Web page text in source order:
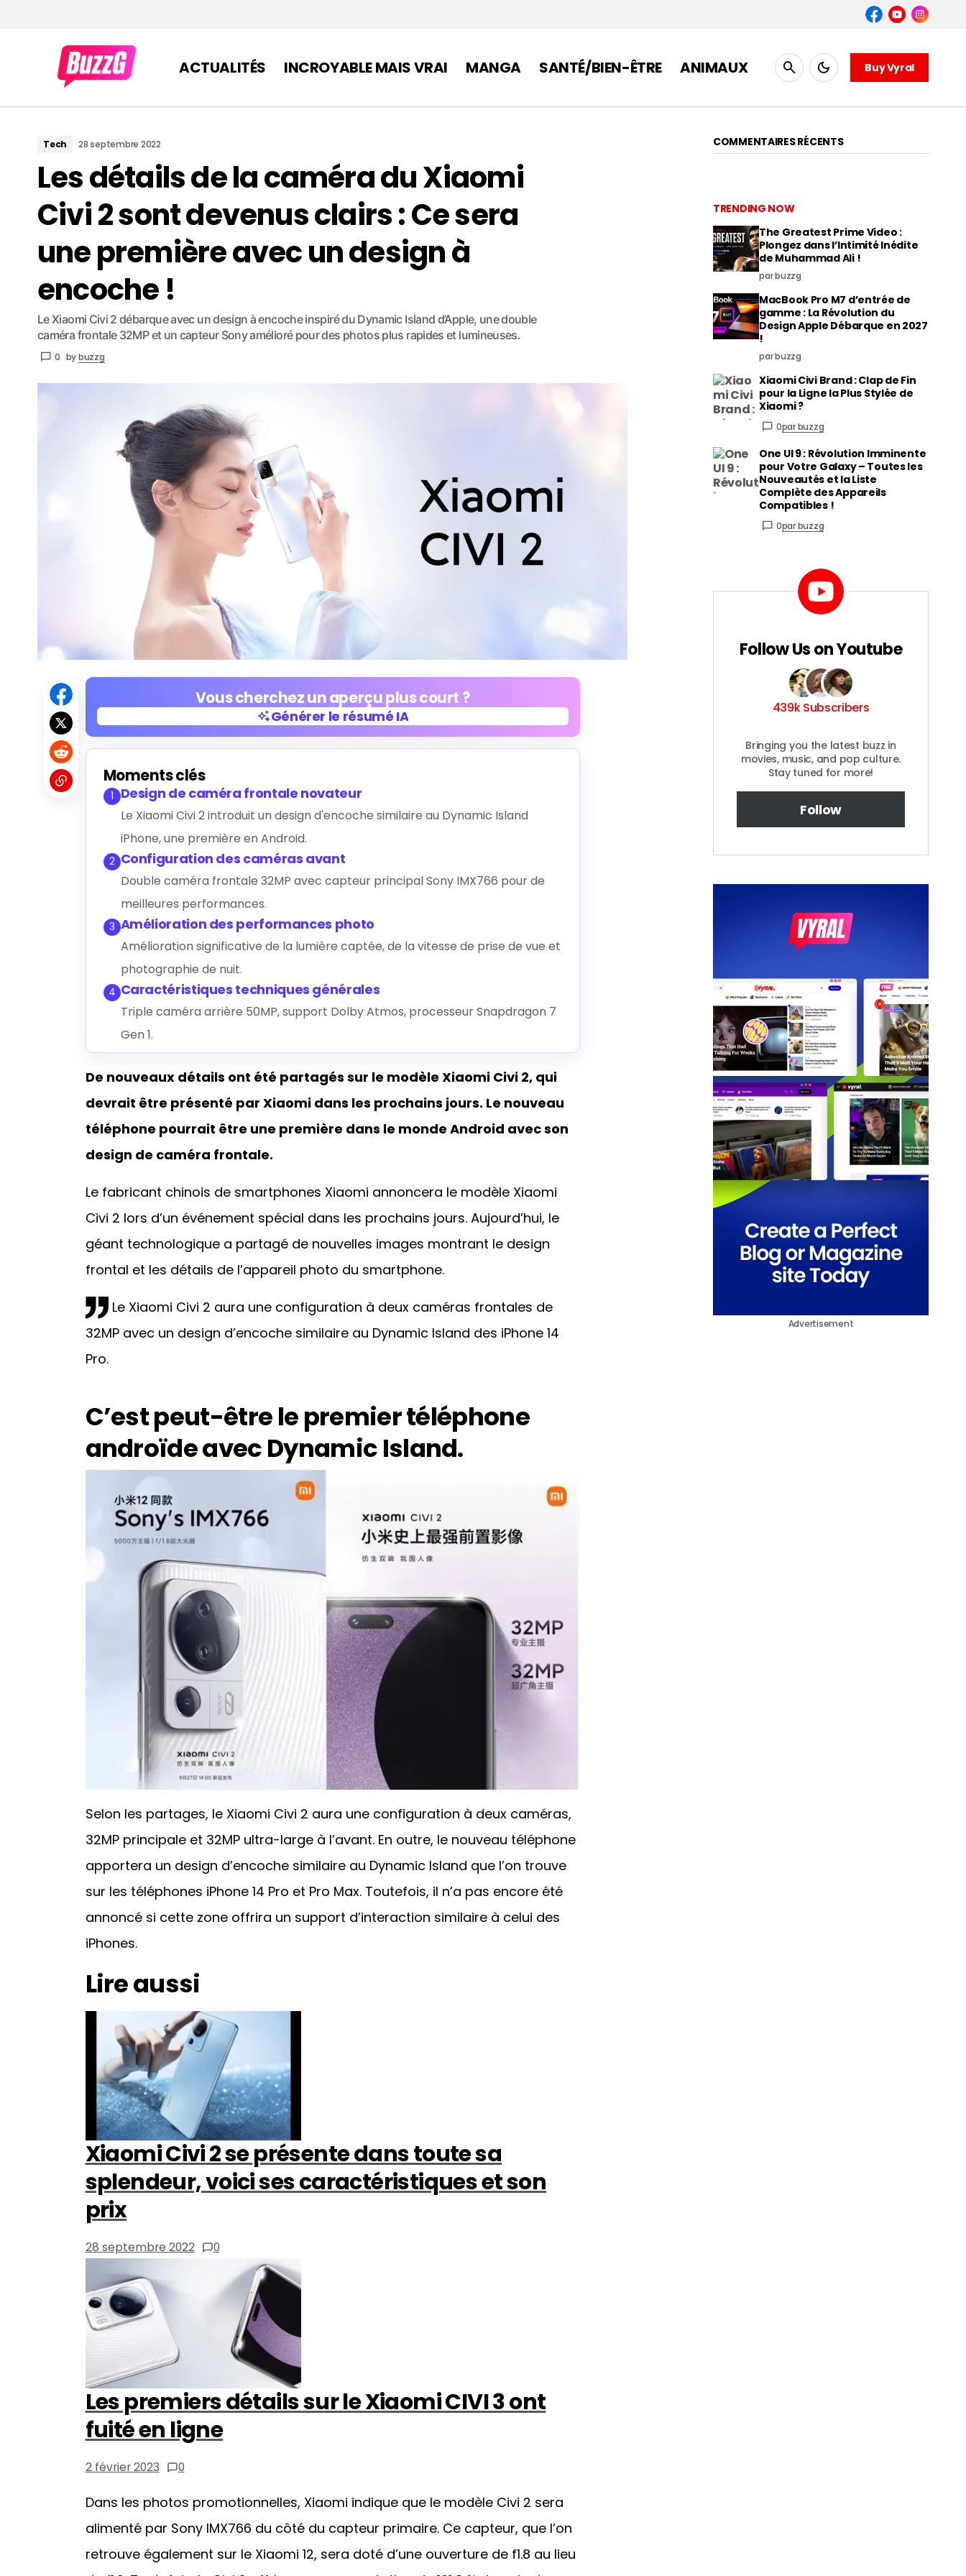
ACTUALITÉS INCROYABLE MAIS VRAI MANGA SANTÉ/BIEN-ÊTRE ANIMAUX Buy Vyral
Tech 28 septembre 2022
Les détails de la caméra du Xiaomi
Civi 2 sont devenus clairs : Ce sera
une première avec un design à
encoche !
Le Xiaomi Civi 2 débarque avec un design à encoche inspiré du Dynamic Island d’Apple, une double
caméra frontale 32MP et un capteur Sony amélioré pour des photos plus rapides et lumineuses.
0 bybuzzg
Vous cherchez un aperçu plus court ?
Générer le résumé IA
Moments clés
1 Design de caméra frontale novateur
Le Xiaomi Civi 2 introduit un design d'encoche similaire au Dynamic Island
iPhone, une première en Android.
2 Configuration des caméras avant
Double caméra frontale 32MP avec capteur principal Sony IMX766 pour de
meilleures performances.
3 Amélioration des performances photo
Amélioration significative de la lumière captée, de la vitesse de prise de vue et
photographie de nuit.
4 Caractéristiques techniques générales
Triple caméra arrière 50MP, support Dolby Atmos, processeur Snapdragon 7
Gen 1.
De nouveaux détails ont été partagés sur le modèle Xiaomi Civi 2, qui
devrait être présenté par Xiaomi dans les prochains jours. Le nouveau
téléphone pourrait être une première dans le monde Android avec son
design de caméra frontale.
Le fabricant chinois de smartphones Xiaomi annoncera le modèle Xiaomi
Civi 2 lors d’un événement spécial dans les prochains jours. Aujourd’hui, le
géant technologique a partagé de nouvelles images montrant le design
frontal et les détails de l’appareil photo du smartphone.
Le Xiaomi Civi 2 aura une configuration à deux caméras frontales de
32MP avec un design d’encoche similaire au Dynamic Island des iPhone 14
Pro.
C’est peut-être le premier téléphone
androïde avec Dynamic Island.
Selon les partages, le Xiaomi Civi 2 aura une configuration à deux caméras,
32MP principale et 32MP ultra-large à l’avant. En outre, le nouveau téléphone
apportera un design d’encoche similaire au Dynamic Island que l’on trouve
sur les téléphones iPhone 14 Pro et Pro Max. Toutefois, il n’a pas encore été
annoncé si cette zone offrira un support d’interaction similaire à celui des
iPhones.
Lire aussi
Xiaomi Civi 2 se présente dans toute sa
splendeur, voici ses caractéristiques et son
prix
28 septembre 2022 0
Les premiers détails sur le Xiaomi CIVI 3 ont
fuité en ligne
2 février 2023 0
Dans les photos promotionnelles, Xiaomi indique que le modèle Civi 2 sera
alimenté par Sony IMX766 du côté du capteur primaire. Ce capteur, que l’on
retrouve également sur le Xiaomi 12, sera doté d’une ouverture de f1.8 au lieu
COMMENTAIRES RÉCENTS
TRENDING NOW
The Greatest Prime Video :
Plongez dans l’Intimité Inédite
de Muhammad Ali !
par buzzg
MacBook Pro M7 d’entrée de
gamme : La Révolution du
Design Apple Débarque en 2027
!
par buzzg
Xiaomi Civi Brand : Clap de Fin
pour la Ligne la Plus Stylée de
Xiaomi ?
0par buzzg
One UI 9 : Révolution Imminente
pour Votre Galaxy – Toutes les
Nouveautés et la Liste
Complète des Appareils
Compatibles !
0par buzzg
Follow Us on Youtube
439k Subscribers
Bringing you the latest buzz in
movies, music, and pop culture.
Stay tuned for more!
Follow
Advertisement